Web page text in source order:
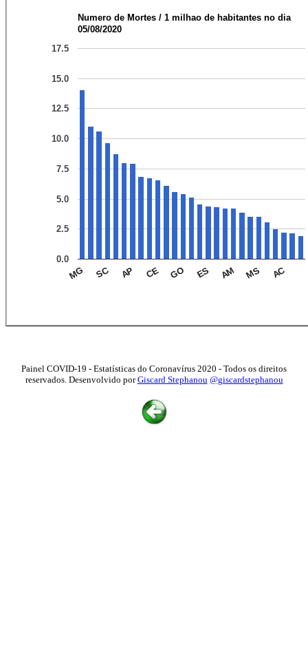
Numero de Mortes / 1 milhao de habitantes no dia
05/08/2020
MG SC AP CE GO ES AM MS AC
0.0
2.5
5.0
7.5
10.0
12.5
15.0
17.5
Painel COVID-19 - Estatísticas do Coronavírus 2020 - Todos os direitos
reservados. Desenvolvido porGiscard Stephanou @giscardstephanou